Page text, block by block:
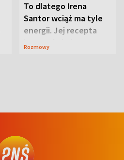
To dlatego Irena
Santor wciąż ma tyle
energii. Jej recepta
jest zaskakująco
Rozmowy